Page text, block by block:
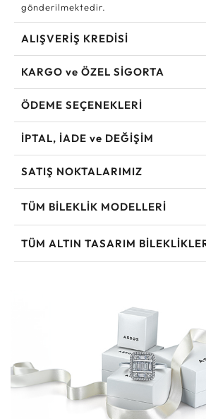
gönderilmektedir.
ALIŞVERİŞ KREDİSİ
KARGO ve ÖZEL SİGORTA
ÖDEME SEÇENEKLERİ
İPTAL, İADE ve DEĞİŞİM
SATIŞ NOKTALARIMIZ
TÜM BILEKLIK MODELLERI
TÜM ALTIN TASARIM